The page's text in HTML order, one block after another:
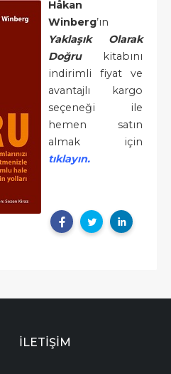
Håkan
Winberg’ın
Yaklaşık Olarak
Doğru
kitabını
indirimli fiyat ve
avantajlı kargo
seçeneği ile
hemen satın
almak için
tıklayın.
İLETIŞIM